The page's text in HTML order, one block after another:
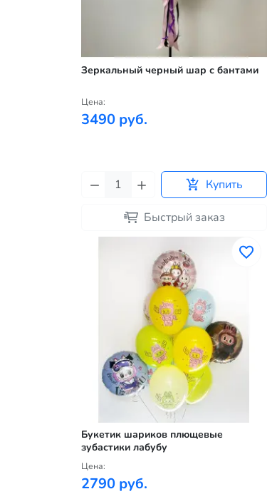
Зеркальный черный шар с бантами
Цена:
3490 руб.
Купить
Быстрый заказ
Букетик шариков плющевые
зубастики лабубу
Цена:
2790 руб.